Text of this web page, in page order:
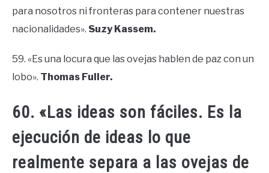
para nosotros ni fronteras para contener nuestras
nacionalidades». Suzy Kassem.
59. «Es una locura que las ovejas hablen de paz con un
lobo». Thomas Fuller.
60. «Las ideas son fáciles. Es la
ejecución de ideas lo que
realmente separa a las ovejas de